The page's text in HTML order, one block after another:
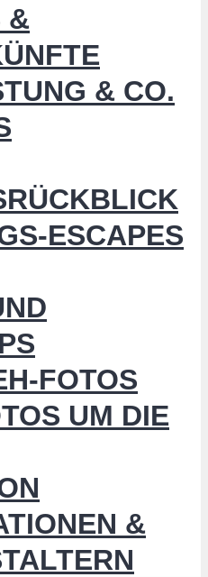
&
& CO.
ESCAPES
FOTOS
UM DIE
&